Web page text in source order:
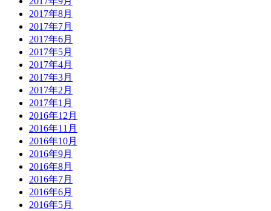
2017年8月
2017年7月
2017年6月
2017年5月
2017年4月
2017年3月
2017年2月
2017年1月
2016年12月
2016年11月
2016年10月
2016年9月
2016年8月
2016年7月
2016年6月
2016年5月